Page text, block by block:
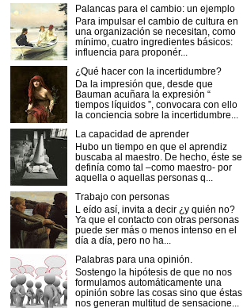
Palancas para el cambio: un ejemplo
Para impulsar el cambio de cultura en
una organización se necesitan, como
mínimo, cuatro ingredientes básicos:
influencia para proponér...
¿Qué hacer con la incertidumbre?
Da la impresión que, desde que
Bauman acuñara la expresión “
tiempos líquidos ”, convocara con ello
la conciencia sobre la incertidumbre...
La capacidad de aprender
Hubo un tiempo en que el aprendiz
buscaba al maestro. De hecho, éste se
definía como tal –como maestro- por
aquella o aquellas personas q...
Trabajo con personas
L eído así, invita a decir ¿y quién no?
Ya que el contacto con otras personas
puede ser más o menos intenso en el
día a día, pero no ha...
Palabras para una opinión.
Sostengo la hipótesis de que no nos
formulamos automáticamente una
opinión sobre las cosas sino que éstas
nos generan multitud de sensacione...